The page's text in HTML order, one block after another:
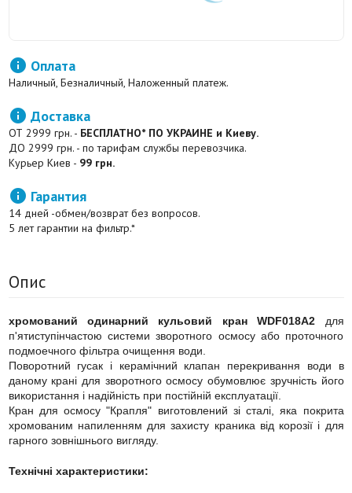
 Оплата
Наличный, Безналичный, Наложенный платеж.
 Доставка
ОТ 2999 грн. - БЕСПЛАТНО* ПО УКРАИНЕ и Киеву.
ДО 2999 грн. - по тарифам службы перевозчика.
Курьер Киев - 99 грн.
 Гарантия
14 дней -обмен/возврат без вопросов.
5 лет гарантии на фильтр.*
Опис
хромований одинарний кульовий кран WDF018A2 для
п'ятиступінчастою системи зворотного осмосу або проточного
подмоечного фільтра очищення води.
Поворотний гусак і керамічний клапан перекривання води в
даному крані для зворотного осмосу обумовлює зручність його
використання і надійність при постійній експлуатації.
Кран для осмосу "Крапля" виготовлений зі сталі, яка покрита
хромованим напиленням для захисту краника від корозії і для
гарного зовнішнього вигляду.
Технічні характеристики: